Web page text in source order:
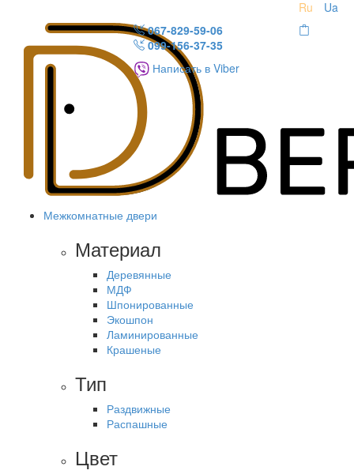
Ru
Ua
067-829-59-06
099-156-37-35
Написать в Viber
Межкомнатные двери
Материал
Деревянные
МДФ
Шпонированные
Экошпон
Ламинированные
Крашеные
Тип
Раздвижные
Распашные
Цвет